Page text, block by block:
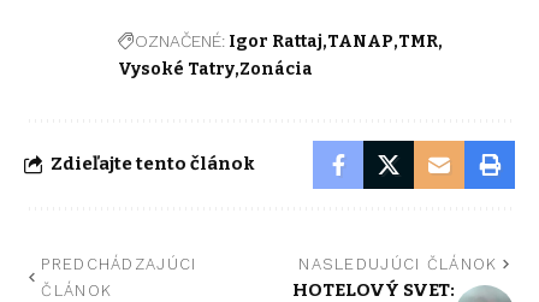
OZNAČENÉ: Igor Rattaj TANAP TMR
Vysoké Tatry Zonácia
Zdieľajte tento článok
PREDCHÁDZAJÚCI
ČLÁNOK
NASLEDUJÚCI ČLÁNOK
HOTELOVÝ SVET: